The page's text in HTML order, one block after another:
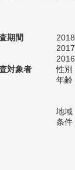
期間
対象者
性別
年齢
地域
条件